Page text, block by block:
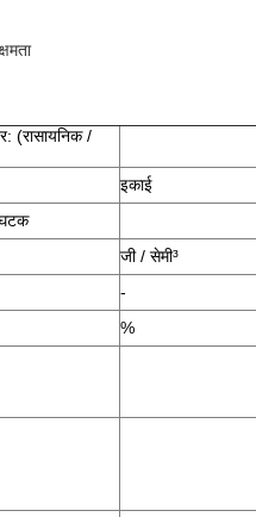
(रासायनिक /
इकाई
जी / सेमी³
-
%